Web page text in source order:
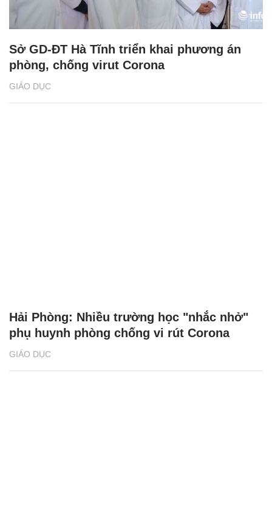
GIÁO DỤC
Sở GD-ĐT Hà Tĩnh triển khai phương án
phòng, chống virut Corona
GIÁO DỤC
Hải Phòng: Nhiều trường học "nhắc nhở"
phụ huynh phòng chống vi rút Corona